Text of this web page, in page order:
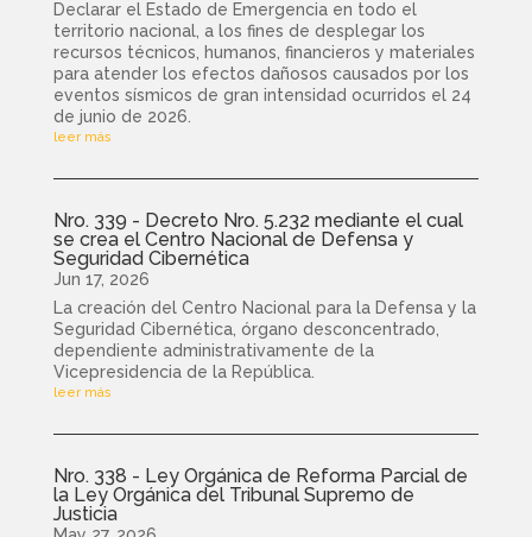
Declarar el Estado de Emergencia en todo el
territorio nacional, a los fines de desplegar los
recursos técnicos, humanos, financieros y materiales
para atender los efectos dañosos causados por los
eventos sísmicos de gran intensidad ocurridos el 24
de junio de 2026.
leer más
Nro. 339 - Decreto Nro. 5.232 mediante el cual
se crea el Centro Nacional de Defensa y
Seguridad Cibernética
Jun 17, 2026
La creación del Centro Nacional para la Defensa y la
Seguridad Cibernética, órgano desconcentrado,
dependiente administrativamente de la
Vicepresidencia de la República.
leer más
Nro. 338 - Ley Orgánica de Reforma Parcial de
la Ley Orgánica del Tribunal Supremo de
Justicia